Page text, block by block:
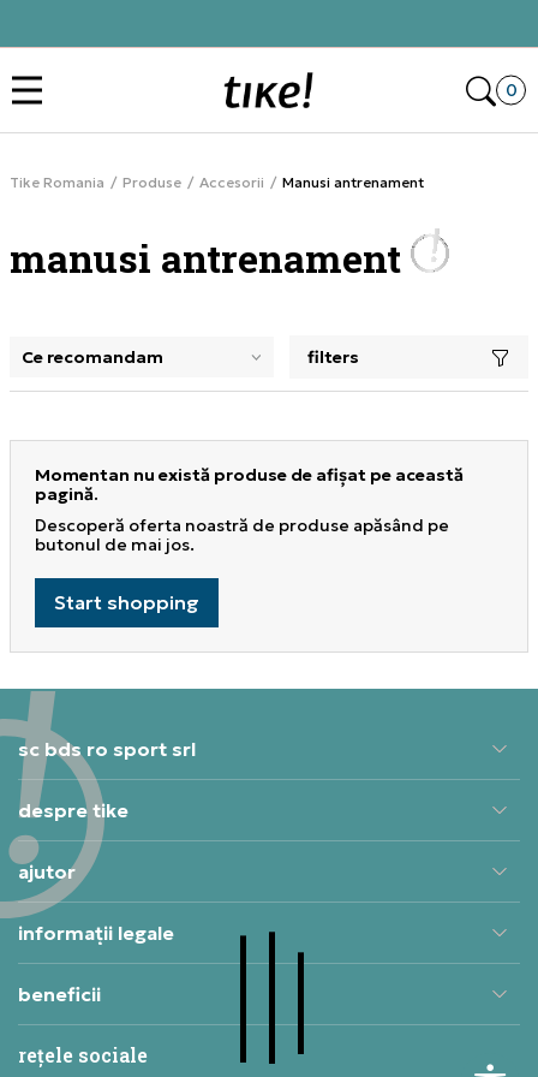
0
Tike Romania Produse Accesorii Manusi antrenament
manusi antrenament
selectarea unui filtru închide panoul de filtre, încarcă
filters
Momentan nu există produse de afișat pe această
pagină.
Descoperă oferta noastră de produse apăsând pe
butonul de mai jos.
Start shopping
sc bds ro sport srl
despre tike
ajutor
informații legale
beneficii
rețele sociale